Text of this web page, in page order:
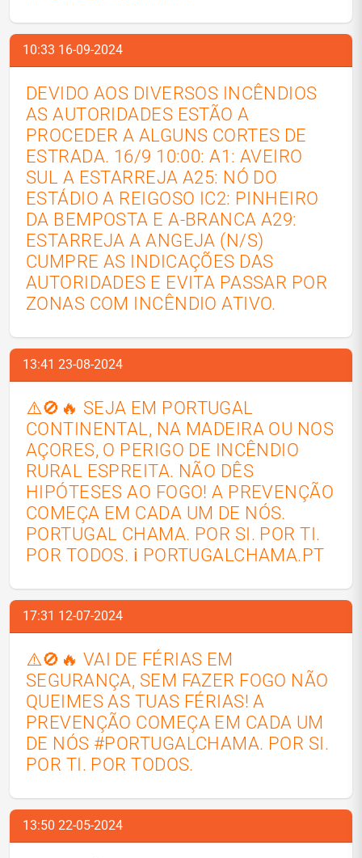
10:33 16-09-2024
DEVIDO AOS DIVERSOS INCÊNDIOS
AS AUTORIDADES ESTÃO A
PROCEDER A ALGUNS CORTES DE
ESTRADA. 16/9 10:00: A1: AVEIRO
SUL A ESTARREJA A25: NÓ DO
ESTÁDIO A REIGOSO IC2: PINHEIRO
DA BEMPOSTA E A-BRANCA A29:
ESTARREJA A ANGEJA (N/S)
CUMPRE AS INDICAÇÕES DAS
AUTORIDADES E EVITA PASSAR POR
ZONAS COM INCÊNDIO ATIVO.
13:41 23-08-2024
⚠️🚫🔥 SEJA EM PORTUGAL
CONTINENTAL, NA MADEIRA OU NOS
AÇORES, O PERIGO DE INCÊNDIO
RURAL ESPREITA. NÃO DÊS
HIPÓTESES AO FOGO! A PREVENÇÃO
COMEÇA EM CADA UM DE NÓS.
PORTUGAL CHAMA. POR SI. POR TI.
POR TODOS. ℹ️ PORTUGALCHAMA.PT
17:31 12-07-2024
⚠️🚫🔥 VAI DE FÉRIAS EM
SEGURANÇA, SEM FAZER FOGO NÃO
QUEIMES AS TUAS FÉRIAS! A
PREVENÇÃO COMEÇA EM CADA UM
DE NÓS #PORTUGALCHAMA. POR SI.
POR TI. POR TODOS.
13:50 22-05-2024